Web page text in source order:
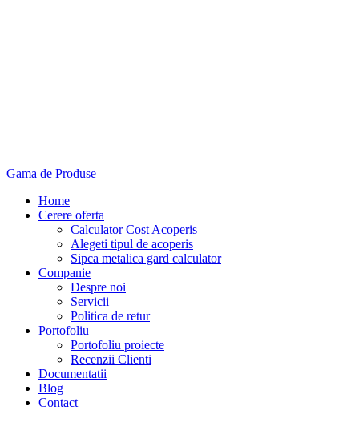
Gama de Produse
Home
Cerere oferta
Calculator Cost Acoperis
Alegeti tipul de acoperis
Sipca metalica gard calculator
Companie
Despre noi
Servicii
Politica de retur
Portofoliu
Portofoliu proiecte
Recenzii Clienti
Documentatii
Blog
Contact